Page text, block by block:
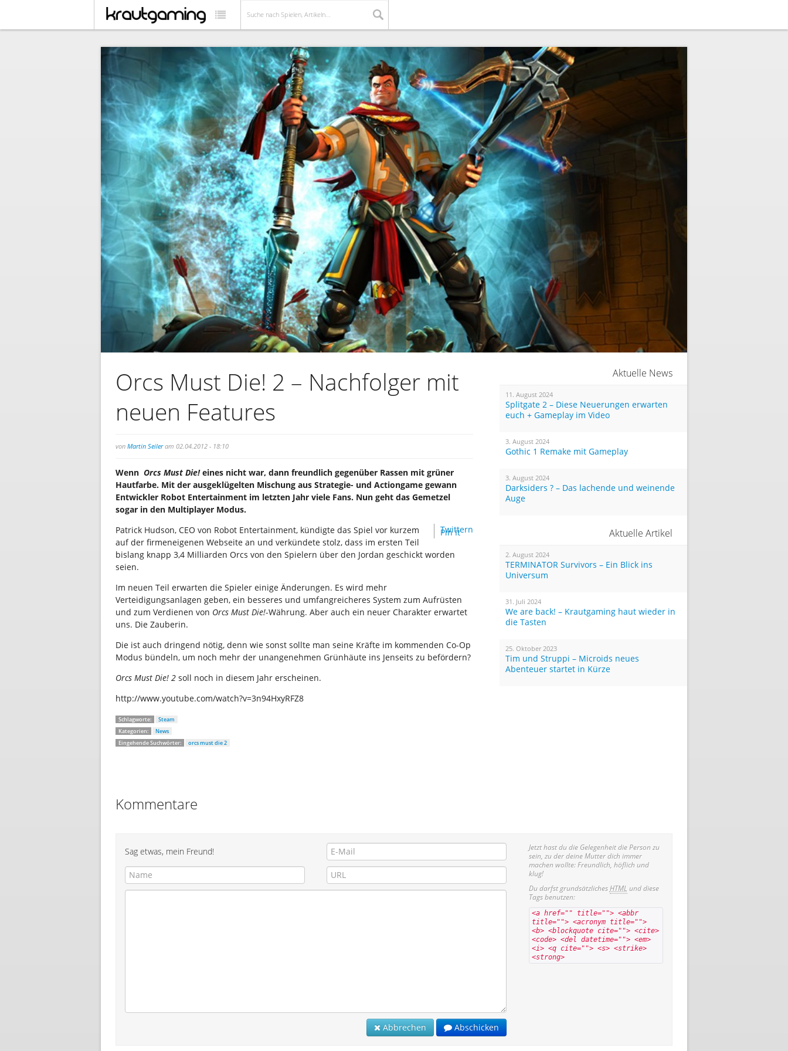
Orcs Must Die! 2 – Nachfolger mit
neuen Features
von Martin Seileram 02.04.2012 - 18:10
Wenn Orcs Must Die!eines nicht war, dann freundlich gegenüber Rassen mit grüner
Hautfarbe. Mit der ausgeklügelten Mischung aus Strategie- und Actiongame gewann
Entwickler Robot Entertainment im letzten Jahr viele Fans. Nun geht das Gemetzel
sogar in den Multiplayer Modus.
Twittern
Pin It
Patrick Hudson, CEO von Robot Entertainment, kündigte das Spiel vor kurzem
auf der firmeneigenen Webseite an und verkündete stolz, dass im ersten Teil
bislang knapp 3,4 Milliarden Orcs von den Spielern über den Jordan geschickt worden
seien.
Im neuen Teil erwarten die Spieler einige Änderungen. Es wird mehr
Verteidigungsanlagen geben, ein besseres und umfangreicheres System zum Aufrüsten
und zum Verdienen von Orcs Must Die!-Währung. Aber auch ein neuer Charakter erwartet
uns. Die Zauberin.
Die ist auch dringend nötig, denn wie sonst sollte man seine Kräfte im kommenden Co-Op
Modus bündeln, um noch mehr der unangenehmen Grünhäute ins Jenseits zu befördern?
Orcs Must Die! 2 soll noch in diesem Jahr erscheinen.
http://www.youtube.com/watch?v=3n94HxyRFZ8
Schlagworte:
Steam
Kategorien:
News
Eingehende Suchwörter:
orcs must die 2
Aktuelle News
11. August 2024
Splitgate 2 – Diese Neuerungen erwarten
euch + Gameplay im Video
3. August 2024
Gothic 1 Remake mit Gameplay
3. August 2024
Darksiders ? – Das lachende und weinende
Auge
Aktuelle Artikel
2. August 2024
TERMINATOR Survivors – Ein Blick ins
Universum
31. Juli 2024
We are back! – Krautgaming haut wieder in
die Tasten
25. Oktober 2023
Tim und Struppi – Microids neues
Abenteuer startet in Kürze
Kommentare
Sag etwas, mein Freund!
Abbrechen Abschicken
Jetzt hast du die Gelegenheit die Person zu
sein, zu der deine Mutter dich immer
machen wollte: Freundlich, höflich und
klug!
Du darfst grundsätzlichesHTML und diese
Tags benutzen:
<a href="" title=""> <abbr
title=""> <acronym title="">
<b> <blockquote cite=""> <cite>
<code> <del datetime=""> <em>
<i> <q cite=""> <s> <strike>
<strong>